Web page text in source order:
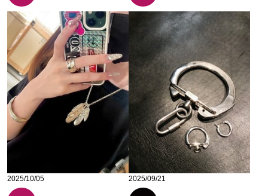
2025/10/05 2025/09/21